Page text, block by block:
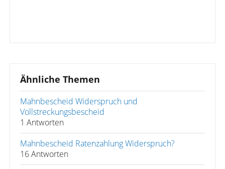
Ähnliche Themen
Mahnbescheid Widerspruch und
Vollstreckungsbescheid
1 Antworten
Mahnbescheid Ratenzahlung Widerspruch?
16 Antworten